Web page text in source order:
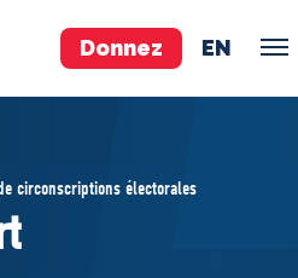
Donnez EN
circonscriptions électorales